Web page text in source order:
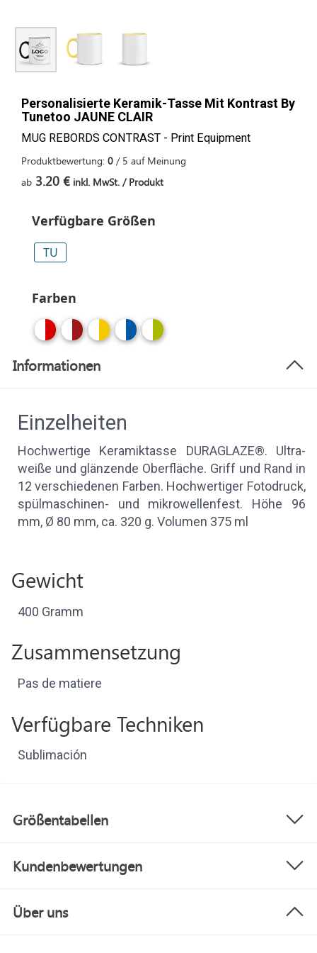
Personalisierte Keramik-Tasse Mit Kontrast By
Tunetoo JAUNE CLAIR
MUG REBORDS CONTRAST - Print Equipment
Produktbewertung: 0 / 5 auf Meinung
ab 3.20 € inkl. MwSt. / Produkt
Verfügbare Größen
TU
Farben
Informationen
Einzelheiten
Hochwertige Keramiktasse DURAGLAZE®. Ultra-
weiße und glänzende Oberfläche. Griff und Rand in
12 verschiedenen Farben. Hochwertiger Fotodruck,
spülmaschinen- und mikrowellenfest. Höhe 96
mm, Ø 80 mm, ca. 320 g. Volumen 375 ml
Gewicht
400 Gramm
Zusammensetzung
Pas de matiere
Verfügbare Techniken
Sublimación
Größentabellen
Kundenbewertungen
Über uns